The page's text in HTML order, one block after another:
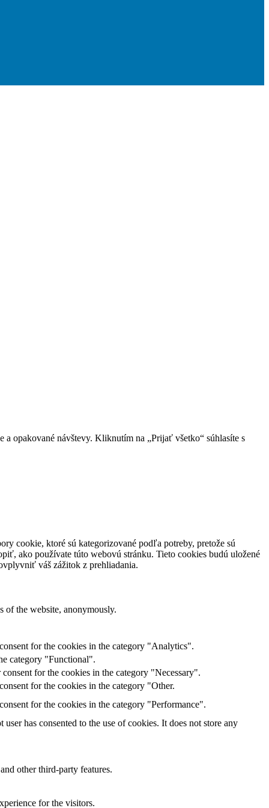
a opakované návštevy. Kliknutím na „Prijať všetko“ súhlasíte s
cookie, ktoré sú kategorizované podľa potreby, pretože sú
ako používate túto webovú stránku. Tieto cookies budú uložené
váš zážitok z prehliadania.
of the website, anonymously.
for the cookies in the category "Analytics".
category "Functional".
for the cookies in the category "Necessary".
for the cookies in the category "Other.
for the cookies in the category "Performance".
has consented to the use of cookies. It does not store any
other third-party features.
for the visitors.